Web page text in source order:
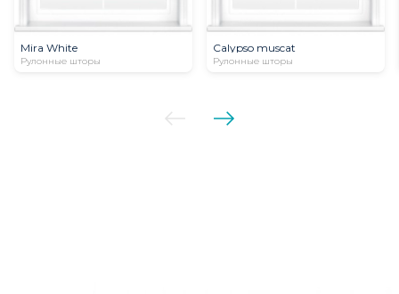
Mira White
Рулонные шторы
Calypso muscat
Рулонные шторы